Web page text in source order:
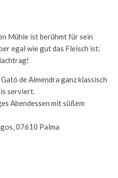
Mühle ist berühmt für sein
egal wie gut das Fleisch ist:
de Almendra ganz klassisch
serviert.
Abendessen mit süßem
07610 Palma